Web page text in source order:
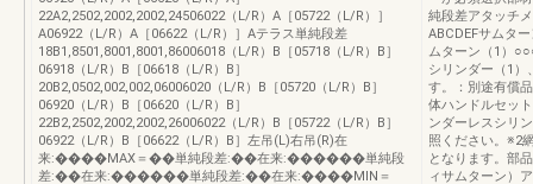
22A2,2502,2002,2002,24506022（L/R）A［05722（L/R）］
A06922（L/R）A［06622（L/R）］Aテラス単純段差
18B1,8501,8001,8001,86006018（L/R）B［05718（L/R）B］
06918（L/R）B［06618（L/R）B］
20B2,0502,002,002,06006020（L/R）B［05720（L/R）B］
06920（L/R）B［06620（L/R）B］
22B2,2502,2002,2002,26006022（L/R）B［05722（L/R）B］
06922（L/R）B［06622（L/R）B］左吊(L)右吊(R)在
来:����MAX＝��単純段差:��在来:������単純段
差:��在来:������単純段差:��在来:����MIN＝
純段差アタッチ
ABCDEFサムタ
ムターン（1）
シリンダー（1
す。：別途有償
体ハンドルセッ
ンダーレスシリ
照ください。※2
となります。部
ィサムターン）